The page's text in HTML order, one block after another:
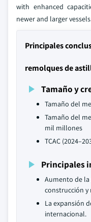
with enhanced
newer and larger
Principales
remolques de
Tamaño y
Tamaño del
Tamaño del
mil millones
TCAC
Principales
Aumento de la
construcción y
La expansión
internacional.